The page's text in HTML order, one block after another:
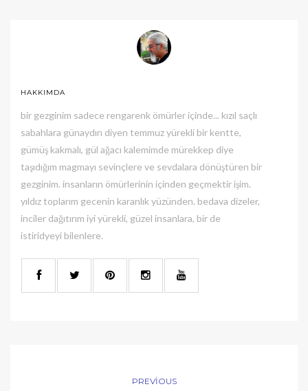
HAKKIMDA
bir gezginim sadece rengarenk ömürler içinde... kızıl saçlı
sabahlara günaydın diyen temmuz yürekli bir kentte,
gümüş kakmalı, gül ağacı kalemimde mürekkep diye
taşıdığım magmayı sevinçlere ve sevdalara dönüştüren bir
gezginim. insanların ömürlerinin içinden geçmektir işim.
yıldız toplarım gecenin karanlık yüzünden. bedava dizeler,
inciler dağıtırım iyi yürekli, güzel insanlara, bir de
istiridyeyi bilenlere.
PREVIOUS